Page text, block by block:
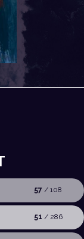
57 / 108
51 / 286